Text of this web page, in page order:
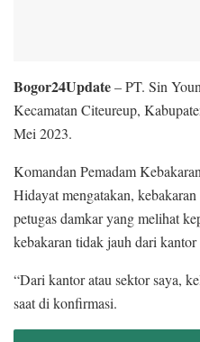
Bogor24Update– PT. Sin
Kecamatan Citeureup,
Mei 2023.
Komandan Pemadam
Hidayat mengatakan,
petugas damkar yang melihat
kebakaran tidak jauh dari
“Dari kantor atau sektor saya,
saat di konfirmasi.